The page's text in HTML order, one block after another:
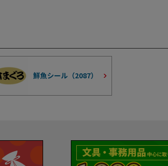
鮮魚シール（2087）